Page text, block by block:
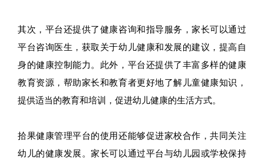
其次，平台还提供了健康咨询和指导服务，家长可以通过
平台咨询医生，获取关于幼儿健康和发展的建议，提高自
身的健康控制能力。此外，平台还提供了丰富多样的健康
教育资源，帮助家长和教育者更好地了解儿童健康知识，
提供适当的教育和培训，促进幼儿健康的生活方式。
拾果健康管理平台的使用还能够促进家校合作，共同关注
幼儿的健康发展。家长可以通过平台与幼儿园或学校保持